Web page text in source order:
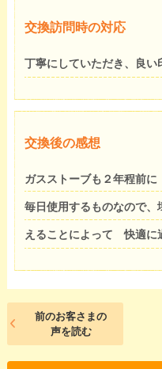
交換訪問時の対応
丁寧にしていただき、良い
交換後の感想
ガスストーブも２年程前
毎日使用するものなので
えることによって 快適に
前のお客さまの
声を読む